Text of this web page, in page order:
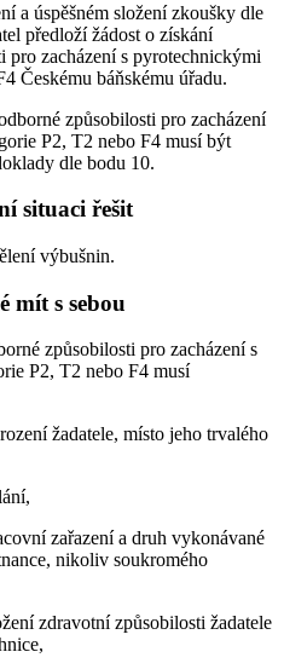
a úspěšném složení zkoušky dle
předloží žádost o získání
pro zacházení s pyrotechnickými
Českému báňskému úřadu.
způsobilosti pro zacházení
P2, T2 nebo F4 musí být
dle bodu 10.
situaci řešit
výbušnin.
mít s sebou
způsobilosti pro zacházení s
P2, T2 nebo F4 musí
žadatele, místo jeho trvalého
zařazení a druh vykonávané
nikoliv soukromého
zdravotní způsobilosti žadatele